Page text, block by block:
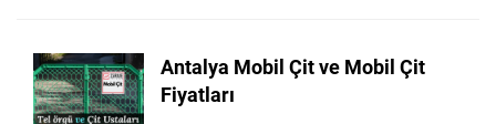
Antalya Mobil Çit ve Mobil Çit
Fiyatları